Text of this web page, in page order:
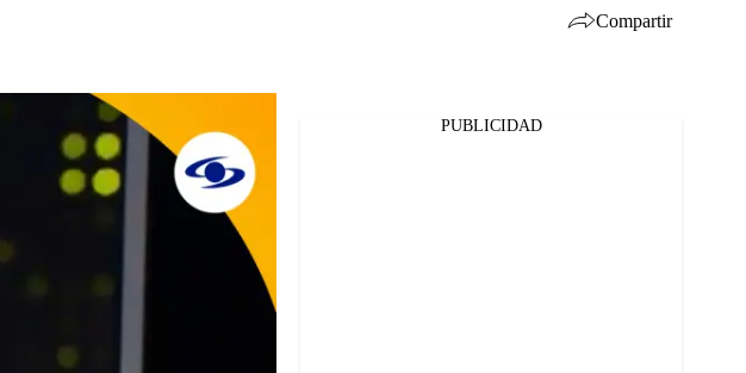
Compartir
PUBLICIDAD